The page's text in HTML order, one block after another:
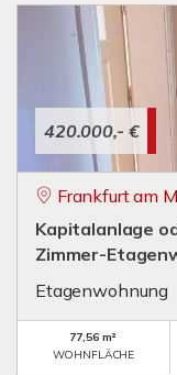
420.000,- €
Frankfurt am
Kapitalanlage
Zimmer-
Etagenwohnung
77,56 m²
WOHNFLÄCHE